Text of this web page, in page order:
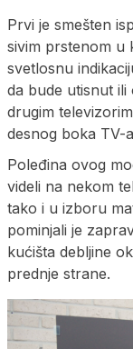
Prvi je smešten
sivim prstenom u
svetlosnu
da bude utisnut
drugim
desnog boka TV-
Poleđina ovog
videli na nekom
tako i u izboru
pominjali je
kućišta debljine
prednje strane.